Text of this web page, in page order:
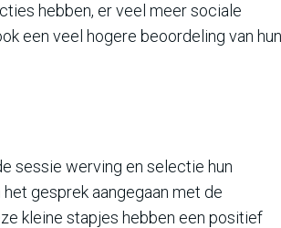
hebben, er veel meer sociale
een veel hogere beoordeling van hun
sessie werving en selectie hun
gesprek aangegaan met de
kleine stapjes hebben een positief